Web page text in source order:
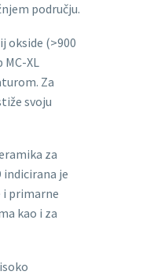
području.
okside (>900
XL
Za
svoju
za
indicirana je
i primarne
kao i za